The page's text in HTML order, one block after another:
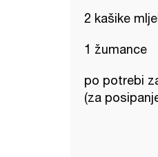
2 kašike
1 žumance
po potrebi
(za